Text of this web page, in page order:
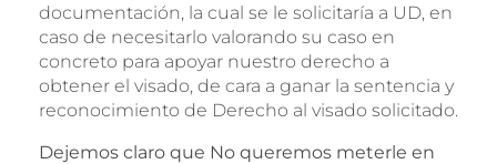
documentación, la cual se le solicitaría a UD, en
caso de necesitarlo valorando su caso en
concreto para apoyar nuestro derecho a
obtener el visado, de cara a ganar la sentencia y
reconocimiento de Derecho al visado solicitado.
Dejemos claro que No queremos meterle en